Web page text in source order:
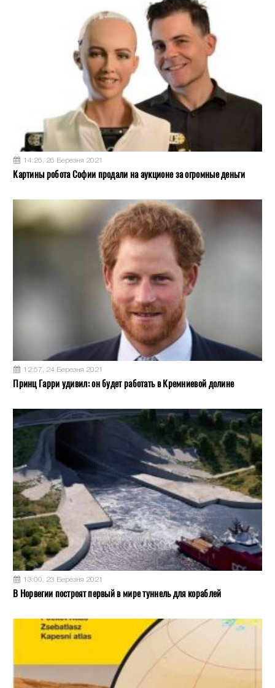
14:26, 26 Березня 2021
Картины робота Софии продали на аукционе за огромные деньги
12:57, 24 Березня 2021
Принц Гарри удивил: он будет работать в Кремниевой долине
13:00, 23 Березня 2021
В Норвегии построят первый в мире туннель для кораблей